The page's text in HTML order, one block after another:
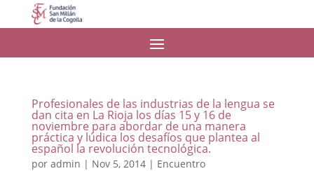
Profesionales de las industrias de la lengua se
dan cita en La Rioja los días 15 y 16 de
noviembre para abordar de una manera
práctica y lúdica los desafíos que plantea al
español la revolución tecnológica.
por admin | Nov 5, 2014| Encuentro